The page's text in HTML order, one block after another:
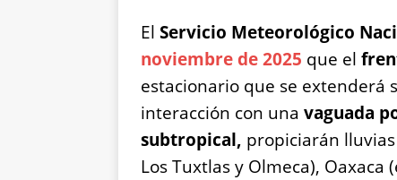
e
b
o
o
k
s
A
p
p
e
n
g
er
l y
Li
n
k
El Servicio Meteorológico
noviembre de 2025 que el
estacionario que se extenderá
interacción con una vaguada
subtropical, propiciarán
Los Tuxtlas y Olmeca), Oaxaca